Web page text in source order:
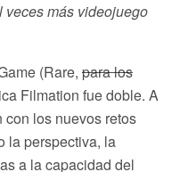
veces más videojuego
(Rare, para los
Filmation fue doble. A
los nuevos retos
la perspectiva, la
a la capacidad del